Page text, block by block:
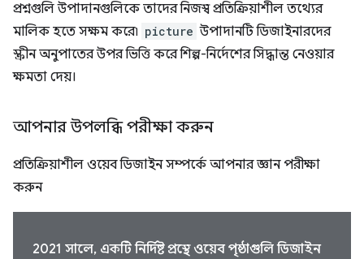
প্রশ্নগুলি উপাদানগুলিকে তাদের নিজস্ব প্রতিক্রিয়াশীল তথ্যের
মালিক হতে সক্ষম করে৷ picture উপাদানটি ডিজাইনারদের
স্ক্রীন অনুপাতের উপর ভিত্তি করে শিল্প-নির্দেশের সিদ্ধান্ত নেওয়ার
ক্ষমতা দেয়।
আপনার উপলব্ধি পরীক্ষা করুন
প্রতিক্রিয়াশীল ওয়েব ডিজাইন সম্পর্কে আপনার জ্ঞান পরীক্ষা
করুন
2021 সালে, একটি নির্দিষ্ট প্রস্থে ওয়েব পৃষ্ঠাগুলি ডিজাইন